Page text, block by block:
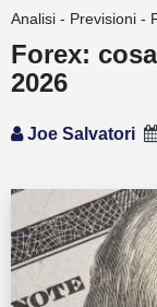
Webinar
Education
Guide
Quotazioni
Analisi - Previsioni -
Forex:
2026
Joe Salvatori